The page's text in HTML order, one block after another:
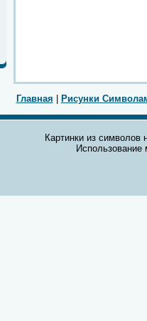
Главная Рисунки
Картинки из символов
Использование